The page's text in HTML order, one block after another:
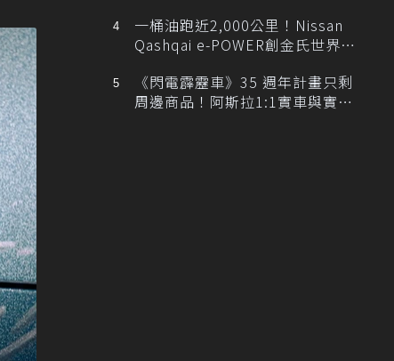
一桶油跑近2,000公里！Nissan
Qashqai e-POWER創金氏世界紀
《閃電霹靂車》35 週年計畫只剩
周邊商品！阿斯拉1:1實車與實體